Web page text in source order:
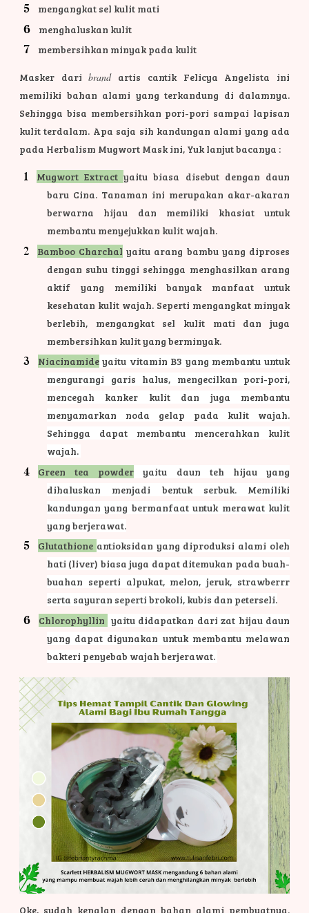
mengangkat sel kulit mati
menghaluskan kulit
membersihkan minyak pada kulit
Masker daribrandartis cantik Felicya Angelista ini
memiliki bahan alami yang terkandung di dalamnya.
Sehingga bisa membersihkan pori-pori sampai lapisan
kulit terdalam. Apa saja sih kandungan alami yang ada
pada Herbalism Mugwort Mask ini, Yuk lanjut bacanya :
Mugwort Extractyaitu biasa disebut dengan daun
baru Cina. Tanaman ini merupakan akar-akaran
berwarna hijau dan memiliki khasiat untuk
membantu menyejukkan kulit wajah.
Bamboo Charchal yaitu arang bambu yang diproses
dengan suhu tinggi sehingga menghasilkan arang
aktif yang memiliki banyak manfaat untuk
kesehatan kulit wajah. Seperti mengangkat minyak
berlebih, mengangkat sel kulit mati dan juga
membersihkan kulit yang berminyak.
Niacinamideyaitu vitamin B3 yang membantu untuk
mengurangi garis halus, mengecilkan pori-pori,
mencegah kanker kulit dan juga membantu
menyamarkan noda gelap pada kulit wajah.
Sehingga dapat membantu mencerahkan kulit
wajah.
Green tea powder yaitu daun teh hijau yang
dihaluskan menjadi bentuk serbuk. Memiliki
kandungan yang bermanfaat untuk merawat kulit
yang berjerawat.
Glutathione antioksidan yang diproduksi alami oleh
hati (liver) biasa juga dapat ditemukan pada buah-
buahan seperti alpukat, melon, jeruk, strawberrr
serta sayuran seperti brokoli, kubis dan peterseli.
Chlorophyllin yaitu didapatkan dari zat hijau daun
yang dapat digunakan untuk membantu melawan
bakteri penyebab wajah berjerawat.
Oke, sudah kenalan dengan bahan alami pembuatnya.